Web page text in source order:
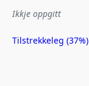
Ikkje oppgitt
Metadatakvalitet
Tilstrekkeleg (37%)